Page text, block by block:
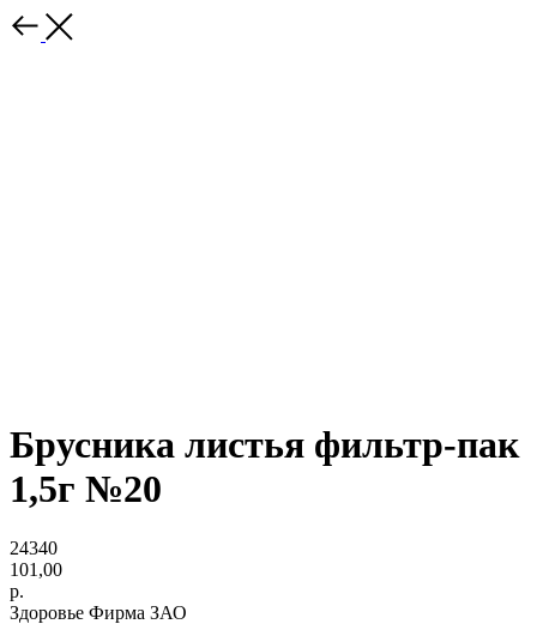
Брусника листья фильтр-пак
1,5г №20
24340
101,00
р.
Здоровье Фирма ЗАО